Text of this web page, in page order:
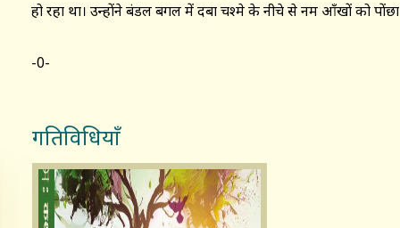
हो रहा था। उन्होंने बंडल बगल में दबा चश्मे के नीचे से नम आँखों को
-0-
गतिविधियाँ